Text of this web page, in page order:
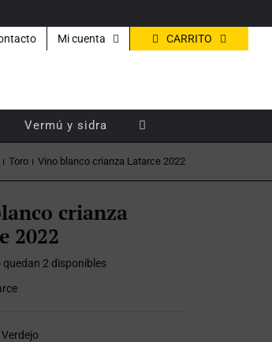
Mi cuenta CARRITO
Vermú y sidra
Toro Vino blanco crianza Latarce 2022
crianza
2022
quedan 2 disponibles
Verdejo